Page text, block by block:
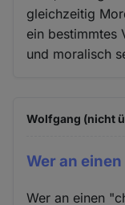
gleichzeitig
ein bestimmtes
und moralisch
Wolfgang (nicht
Wer an
Wer an einen